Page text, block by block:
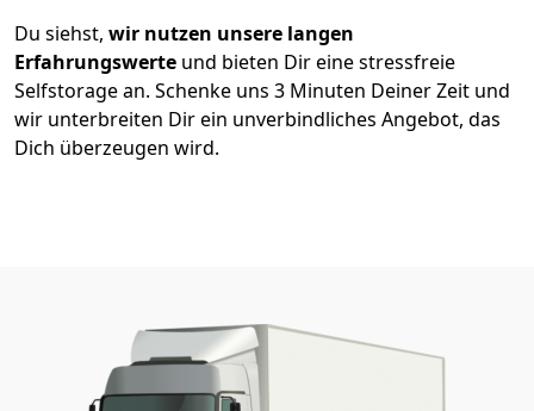
Du siehst, wir nutzen unsere langen
Erfahrungswerte und bieten Dir eine stressfreie
Selfstorage an. Schenke uns 3 Minuten Deiner Zeit und
wir unterbreiten Dir ein unverbindliches Angebot, das
Dich überzeugen wird.